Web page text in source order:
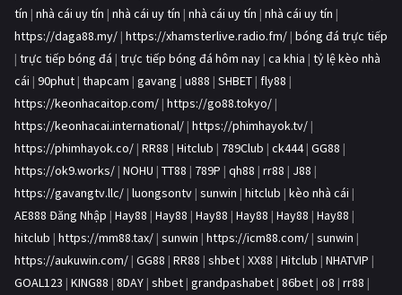
tín | nhà cái uy tín | nhà cái uy tín | nhà cái uy tín | nhà cái uy tín |
https://daga88.my/ | https://xhamsterlive.radio.fm/ | bóng đá trực tiếp
| trực tiếp bóng đá | trực tiếp bóng đá hôm nay | ca khia | tỷ lệ kèo nhà
cái | 90phut | thapcam | gavang | u888 | SHBET | fly88 |
https://keonhacaitop.com/ | https://go88.tokyo/ |
https://keonhacai.international/ | https://phimhayok.tv/ |
https://phimhayok.co/ | RR88 | Hitclub | 789Club | ck444| GG88 |
https://ok9.works/ | NOHU | TT88 | 789P | qh88 | rr88 | J88 |
https://gavangtv.llc/ | luongsontv | sunwin | hitclub | kèo nhà cái |
AE888 Đăng Nhập | Hay88 | Hay88 | Hay88 | Hay88 | Hay88 | Hay88 |
hitclub | https://mm88.tax/ | sunwin | https://icm88.com/ | sunwin |
https://aukuwin.com/ | GG88 | RR88 | shbet | XX88 | Hitclub | NHATVIP |
GOAL123 | KING88 | 8DAY | shbet | grandpashabet | 86bet | o8 | rr88 |